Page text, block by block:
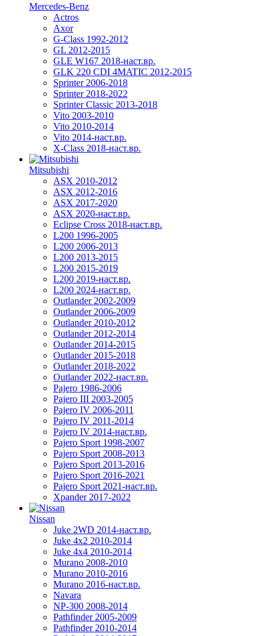
Mercedes-Benz
Actros
Axor
G-Class 1992-2012
GL 2012-2015
GLE W167 2018-наст.вр.
GLK 220 CDI 4MATIC 2012-2015
Sprinter 2006-2018
Sprinter 2018-2022
Sprinter Classic 2013-2018
Vito 2003-2010
Vito 2010-2014
Vito 2014-наст.вр.
X-Class 2018-наст.вр.
Mitsubishi
ASX 2010-2012
ASX 2012-2016
ASX 2017-2020
ASX 2020-наст.вр.
Eclipse Cross 2018-наст.вр.
L200 1996-2005
L200 2006-2013
L200 2013-2015
L200 2015-2019
L200 2019-наст.вр.
L200 2024-наст.вр.
Outlander 2002-2009
Outlander 2006-2009
Outlander 2010-2012
Outlander 2012-2014
Outlander 2014-2015
Outlander 2015-2018
Outlander 2018-2022
Outlander 2022-наст.вр.
Pajero 1986-2006
Pajero III 2003-2005
Pajero IV 2006-2011
Pajero IV 2011-2014
Pajero IV 2014-наст.вр.
Pajero Sport 1998-2007
Pajero Sport 2008-2013
Pajero Sport 2013-2016
Pajero Sport 2016-2021
Pajero Sport 2021-наст.вр.
Xpander 2017-2022
Nissan
Juke 2WD 2014-наст.вр.
Juke 4x2 2010-2014
Juke 4x4 2010-2014
Murano 2008-2010
Murano 2010-2016
Murano 2016-наст.вр.
Navara
NP-300 2008-2014
Pathfinder 2005-2009
Pathfinder 2010-2014